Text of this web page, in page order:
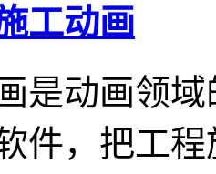
工动画
是动画领
件，把工